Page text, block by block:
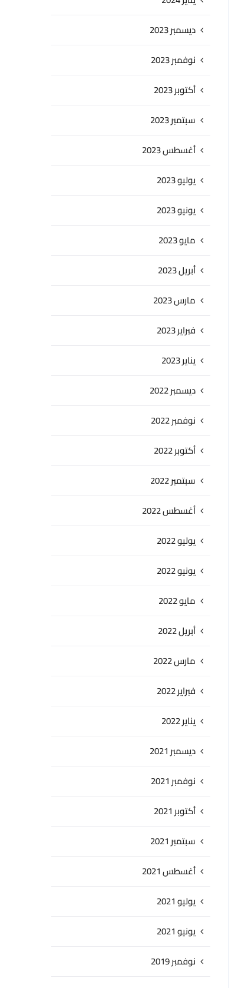
ديسمبر 2023
نوفمبر 2023
أكتوبر 2023
سبتمبر 2023
أغسطس 2023
يوليو 2023
يونيو 2023
مايو 2023
أبريل 2023
مارس 2023
فبراير 2023
يناير 2023
ديسمبر 2022
نوفمبر 2022
أكتوبر 2022
سبتمبر 2022
أغسطس 2022
يوليو 2022
يونيو 2022
مايو 2022
أبريل 2022
مارس 2022
فبراير 2022
يناير 2022
ديسمبر 2021
نوفمبر 2021
أكتوبر 2021
سبتمبر 2021
أغسطس 2021
يوليو 2021
يونيو 2021
نوفمبر 2019